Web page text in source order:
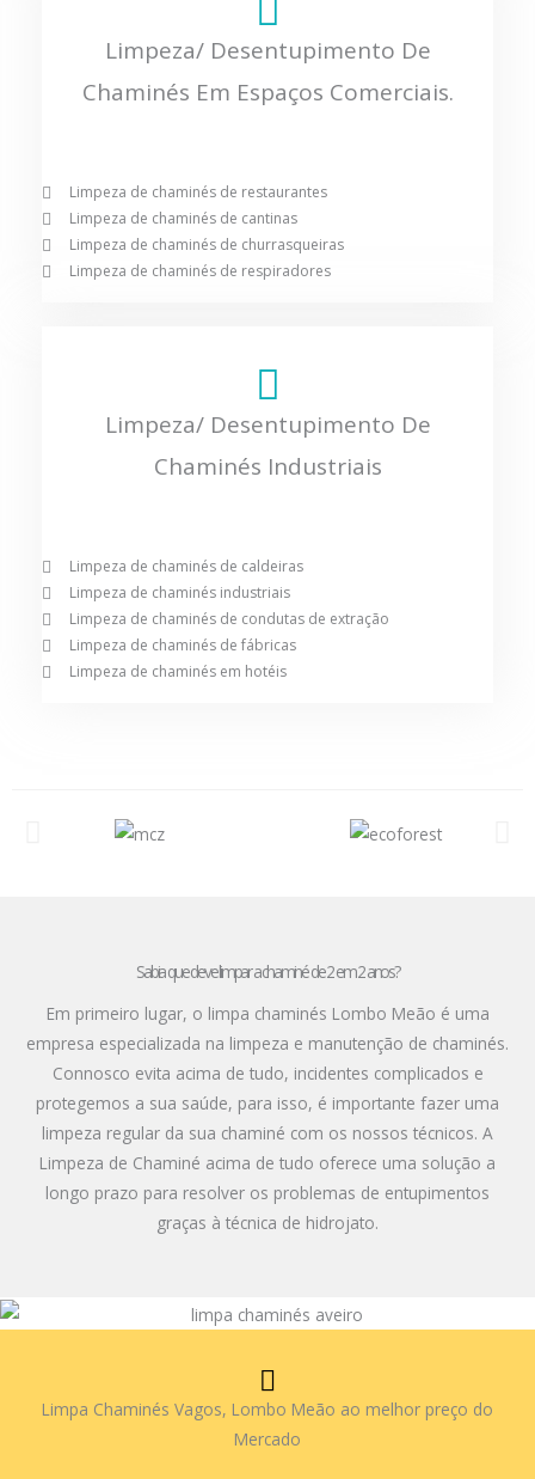
Limpeza/ Desentupimento De
Chaminés Em Espaços Comerciais.
Limpeza de chaminés de restaurantes
Limpeza de chaminés de cantinas
Limpeza de chaminés de churrasqueiras
Limpeza de chaminés de respiradores
Limpeza/ Desentupimento De
Chaminés Industriais
Limpeza de chaminés de caldeiras
Limpeza de chaminés industriais
Limpeza de chaminés de condutas de extração
Limpeza de chaminés de fábricas
Limpeza de chaminés em hotéis
Sabia que deve limpar a chaminé de 2 em 2 anos?
Em primeiro lugar, o limpa chaminés Lombo Meão é uma
empresa especializada na limpeza e manutenção de chaminés.
Connosco evita acima de tudo, incidentes complicados e
protegemos a sua saúde, para isso, é importante fazer uma
limpeza regular da sua chaminé com os nossos técnicos. A
Limpeza de Chaminé acima de tudo oferece uma solução a
longo prazo para resolver os problemas de entupimentos
graças à técnica de hidrojato.
Limpa Chaminés Vagos, Lombo Meão ao melhor preço do
Mercado